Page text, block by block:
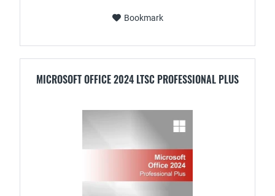
Bookmark
MICROSOFT OFFICE 2024 LTSC PROFESSIONAL PLUS